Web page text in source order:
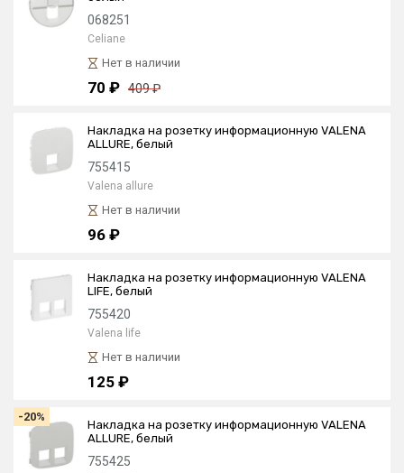
068251
Celiane
Нет в наличии
70 ₽ 409 ₽
Накладка на розетку информационную VALENA
ALLURE, белый
755415
Valena allure
Нет в наличии
96 ₽
Накладка на розетку информационную VALENA
LIFE, белый
755420
Valena life
Нет в наличии
125 ₽
-20%
Накладка на розетку информационную VALENA
ALLURE, белый
755425